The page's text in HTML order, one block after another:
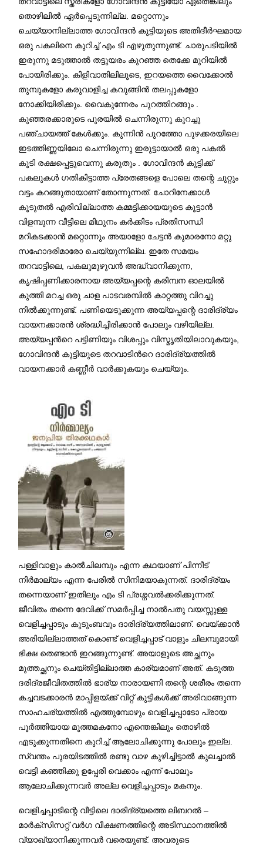
തൊഴിലിൽ ഏർപ്പെടുന്നില്ല. മറ്റൊന്നും
ചെയ്യാനില്ലാത്ത ഗോവിന്ദൻ കുട്ടിയുടെ അതിദീർഘമായ
ഒരു പകലിനെ കുറിച്ച് എം ടി എഴുതുന്നുണ്ട്. ചാരുപടിയിൽ
ഇരുന്നു മടുത്താൽ തട്ടുയരം കുറഞ്ഞ തെക്കേ മുറിയിൽ
പോയിരിക്കും. കിളിവാതിലിലൂടെ, ഇറയത്തെ വൈക്കോൽ
തുമ്പുകളോ കരുവാളിച്ച കവുങ്ങിൻ തലപ്പുകളോ
നോക്കിയിരിക്കും. വൈകുന്നേരം പുറത്തിറങ്ങും .
കുഞ്ഞരക്കാരുടെ പുരയിൽ ചെന്നിരുന്നു കുറച്ചു
പഞ്ചായത്ത് കേൾക്കും. കുന്നിൻ പുറത്തോ പുഴക്കരയിലെ
ഇടത്തിണ്ണയിലോ ചെന്നിരുന്നു ഇരുട്ടായാൽ ഒരു പകൽ
കൂടി രക്ഷപ്പെട്ടുവെന്നു കരുതും . ഗോവിന്ദൻ കുട്ടിക്ക്
പകലുകൾ ഗതികിട്ടാത്ത പ്രേതങ്ങളെ പോലെ തന്റെ ചുറ്റും
വട്ടം കറങ്ങുതായാണ് തോന്നുന്നത്. ചോറിനേക്കാൾ
കൂടുതൽ എരിവില്ലാത്ത കമ്മട്ടിക്കായയുടെ കൂട്ടാൻ
വിളമ്പുന്ന വീട്ടിലെ മിഥുനം കർക്കിടം പ്രതിസന്ധി
മറികടക്കാൻ മറ്റൊന്നും അയാളോ ചേട്ടൻ കുമാരനോ മറ്റു
സഹോദരിമാരോ ചെയ്യുന്നില്ല. ഇതേ സമയം
തറവാട്ടിലെ, പകലുമുഴുവന്‍ അദ്ധ്വാനിക്കുന്ന,
കൃഷിപ്പണിക്കാരനായ അയ്യപ്പന്റെ കരിമ്പന ഓലയിൽ
കുത്തി മറച്ച ഒരു ചാള പാടവരമ്പിൽ കാറ്റത്തു വിറച്ചു
നിൽക്കുന്നുണ്ട്. പണിയെടുക്കുന്ന അയ്യപ്പന്റെ ദാരിദ്ര്യം
വായനക്കാരന്‍ ശ്രദ്ധിച്ചിരിക്കാൻ പോലും വഴിയില്ല.
അയ്യപ്പന്‍റെ പട്ടിണിയും വിശപ്പും വിസ്മൃതിയിലാവുകയും,
ഗോവിന്ദന്‍ കുട്ടിയുടെ തറവാടിന്‍റെ ദാരിദ്ര്യത്തില്‍
വായനക്കാര്‍ കണ്ണീര്‍ വാര്‍‍ക്കുകയും ചെയ്യും.
പള്ളിവാളും കാൽചിലമ്പും എന്ന കഥയാണ് പിന്നീട്
നിർമാല്യം എന്ന പേരിൽ സിനിമയാകുന്നത്. ദാരിദ്ര്യം
തന്നെയാണ് ഇതിലും എം ടി പ്രശ്നവൽക്കരിക്കുന്നത്.
ജീവിതം തന്നെ ദേവിക്ക് സമര്‍പ്പിച്ച നാൽപതു വയസ്സുള്ള
വെളിച്ചപ്പാടും കുടുംബവും ദാരിദ്ര്യത്തിലാണ്. വെയ്ക്കാന്‍
അരിയില്ലാത്തത് കൊണ്ട് വെളിച്ചപ്പാട് വാളും ചിലമ്പുമായി
ഭിക്ഷ തെണ്ടാൻ ഇറങ്ങുന്നുണ്ട്. അയാളുടെ അച്ഛനും
മുത്തച്ഛനും ചെയ്തിട്ടില്ലാത്ത കാര്യമാണ് അത്. കടുത്ത
ദരിദ്രജീവിതത്തിൽ ഭാര്യ നാരായണി തന്റെ ശരീരം തന്നെ
കച്ചവടക്കാരൻ മാപ്പിളയ്ക്ക് വിറ്റ് കുട്ടികൾക്ക് അരിവാങ്ങുന്ന
സാഹചര്യത്തില്‍ എത്തുമ്പോഴും വെളിച്ചപ്പാടോ പ്രായ
പൂർത്തിയായ മൂത്തമകനോ എന്തെങ്കിലും തൊഴിൽ
എടുക്കുന്നതിനെ കുറിച്ച് ആലോചിക്കുന്നു പോലും ഇല്ല.
സ്വന്തം പുരയിടത്തിൽ രണ്ടു വാഴ കുഴിച്ചിട്ടാൽ കുലച്ചാൽ
വെട്ടി കഞ്ഞിക്കു ഉപ്പേരി വെക്കാം എന്ന് പോലും
ആലോചിക്കുന്നവർ അല്ല വെളിച്ചപ്പാടും മകനും.
വെളിച്ചപ്പാടിന്റെ വീട്ടിലെ ദാരിദ്ര്യത്തെ ലിബറല്‍ –
മാര്‍ക്സിസറ്റ് വർഗ വീക്ഷണത്തിന്റെ അടിസ്ഥാനത്തിൽ
വ്യാഖ്യാനിക്കുന്നവർ വരെയുണ്ട്. അവരുടെ